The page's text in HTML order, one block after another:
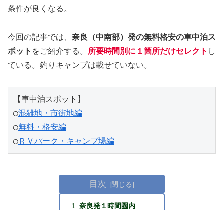
条件が良くなる。
今回の記事では、 奈良（中南部）発の無料格安の車中泊ス
ポット をご紹介する。 所要時間別に１箇所だけセレクト し
ている。釣りキャンプは載せていない。
【車中泊スポット】
◯混雑地・市街地編
◯無料・格安編
◯ ＲＶパーク・キャンプ場編
目次
奈良発１時間圏内